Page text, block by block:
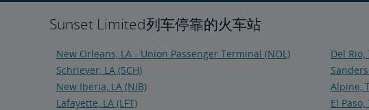
Sunset Limited列车停靠的火车站
New Orleans, LA - Union Passenger Terminal (NOL)
Schriever, LA (SCH)
New Iberia, LA (NIB)
Lafayette, LA (LFT)
Del Rio,
Alpine,
El